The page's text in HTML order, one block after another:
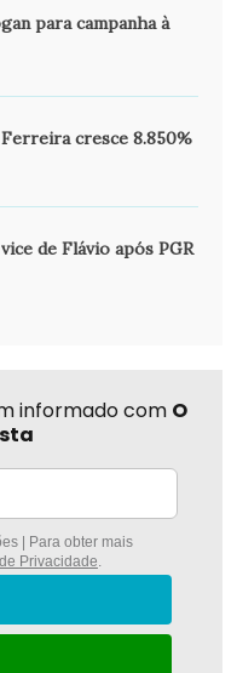
para campanha à
cresce 8.850%
de Flávio após PGR
informado com O
| Para obter mais
Privacidade